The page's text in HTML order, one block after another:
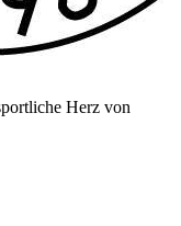
Herz von